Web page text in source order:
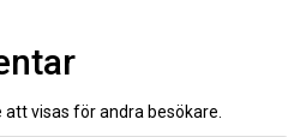
visas för andra besökare.